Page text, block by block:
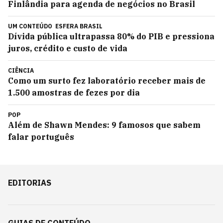
Finlândia para agenda de negócios no Brasil
UM CONTEÚDO ESFERA BRASIL
Dívida pública ultrapassa 80% do PIB e pressiona
juros, crédito e custo de vida
CIÊNCIA
Como um surto fez laboratório receber mais de
1.500 amostras de fezes por dia
POP
Além de Shawn Mendes: 9 famosos que sabem
falar português
EDITORIAS